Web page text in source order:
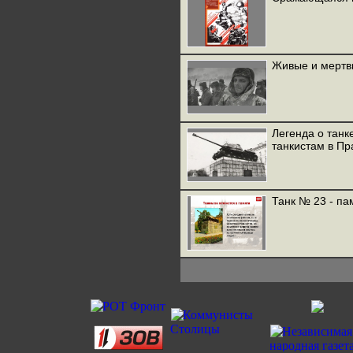
Живые и
Легенда о
танкистам в
Танк № 23 -